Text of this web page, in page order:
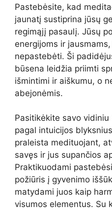
Pastebėsite, kad
jaunatį sustiprina jūsų
regimąjį pasaulį. Jūsų
energijoms ir
nepastebėti. Ši
būsena leidžia priimti
išmintimi ir aiškumu, o
abejonėmis.
Pasitikėkite savo
pagal intuicijos
praleista medituojant,
savęs ir jus supančios
Praktikuodami
požiūris į gyvenimo
matydami juos kaip
visumos elementus. Su